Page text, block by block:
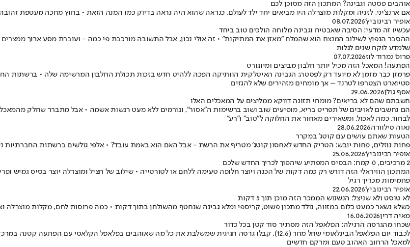
אוהבים פסטה וגבינה? המתכון הזה מסוכן לכם
אם ארנצ'יני, לזניה ומקלות מוצרלה היו מביאים יחד ילד לעולם, כנראה שהוא היה נראה בדיוק כמו המנה הזאת • בחוץ מחכה מעטפת
אופיר רבינוביץ'08.07.2026
עכשיו זה מדעי: הסיבה שאבטיח וגבינה מלוחה הולכים טוב ביחד
ההסבר הנפוץ לשילוב המנצח הוא שהמלח "מאזן את המתיקות" • זה אולי נכון, אבל התשובה מורכבת פי כמה - ועוברת מסע ארוך
שלמדע לוקח שנים לגלות
פרופ' נמרוד לוז07.07.2026
הפתעה! המאכל הזה מכיל יותר חלבון מביצים ומיוגורט
פרמזן כבר מזמן לא מיועד רק לפסטה: הגבינה האיטלקית הוותיקה הפכה ללהיט חדש בזכות תכולת החלבון המרשימה שלה • ברשתות
סטיוארט הצטרפו לטרנד – אך מומחים מזהירים שלא להגזים
אסף גולן29.06.2026
חשבתם שהם לא בריאים? מומחי תזונה דווקא ממליצים על המאכלים האלו
הם נחשבים לאויבים של תפריט בריא, מופיעים שוב ושוב ברשימות ה"אסור", וגורמים ללא מעט רגשות אשמה • אבל מתברר שחלק
לבחור, כמה לאכול, ומשאירים מאחור את החלוקה ל"טוב" ו"רע"
נאוה סילוורה28.06.2026
הטעות שאתם עושים עם קוטג' במקרר
פחות נוזלים, פחות יובש: הטריק החדש לאחסון קוטג' מטריף את הרשת - אבל האם הוא באמת עובד? • אלפי גולשים ברשתות החברתיות
אופיר רבינוביץ'25.06.2026
2 מרכיבים, 0 קמח: הבסיס המפתיע שיהפוך לכריך החדש שלכם
המתכון הוויראלי הזה דורש רק כמה דקות של הכנה ויוצר חלופה טעימה ללחם או לטורטייה • שילוב של חציל ומוצרלה יוצר בסיס גמיש
פחמימות מכריך רגיל
אופיר רבינוביץ'22.06.2026
לא טוסט ולא שניצל: הנשנוש הממכר הזה מוכן תוך 5 דקות
כשלא נשאר כמעט כלום במזווה, נולד מתכון פשוט, קריספי ומלא גבינה שנחטף מהשולחן בתוך דקות • כמה פרוסות לחם, מקלות
מאיה דרין16.06.2026
שכחו מהגרסה הרגילה: הפלאפל הזה מסתיר סוד קטן בכל כדור
לכבוד יום הפלאפל הבינלאומי שחל מחר (12.6), קבלו גרסה חגיגית שמשלבת את כל מה שאוהבים בפלאפל הקלאסי
למאכל הרחוב האהוב טעם ומרקם חדשים